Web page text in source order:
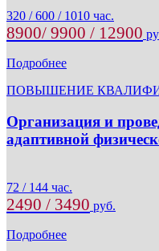
320 / 600 / 1010 час.
8900/ 9900 / 12900
Подробнее
ПОВЫШЕНИЕ
Организация и
адаптивной
72 / 144 час.
2490 / 3490 руб.
Подробнее